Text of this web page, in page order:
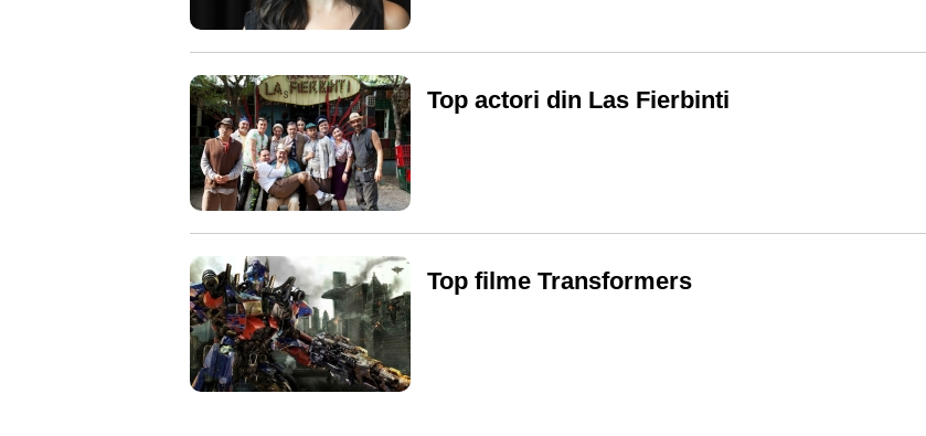
Top actori din Las Fierbinti
Top filme Transformers